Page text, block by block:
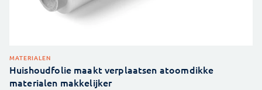
MATERIALEN
Huishoudfolie maakt verplaatsen atoomdikke
materialen makkelijker